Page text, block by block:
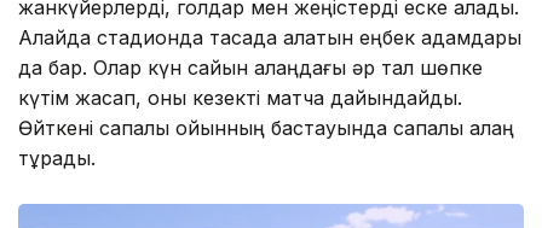
жанкүйерлерді, голдар мен жеңістерді еске алады.
Алайда стадионда тасада қалатын еңбек адамдары
да бар. Олар күн сайын алаңдағы әр тал шөпке
күтім жасап, оны кезекті матчқа дайындайды.
Өйткені сапалы ойынның бастауында сапалы алаң
тұрады.